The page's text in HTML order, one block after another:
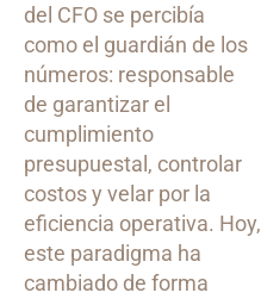
del CFO se percibía
como el guardián de los
números: responsable
de garantizar el
cumplimiento
presupuestal, controlar
costos y velar por la
eficiencia operativa. Hoy,
este paradigma ha
cambiado de forma